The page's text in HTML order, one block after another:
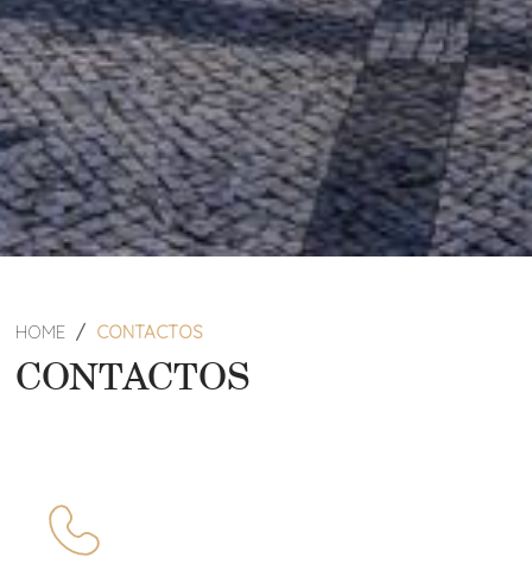
HOME CONTACTOS
CONTACTOS